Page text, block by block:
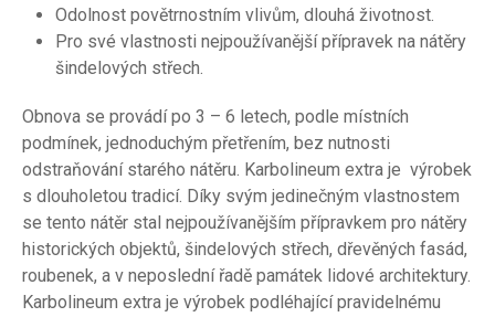
Odolnost povětrnostním vlivům, dlouhá životnost.
Pro své vlastnosti nejpoužívanější přípravek na nátěry
šindelových střech.
Obnova se provádí po 3 – 6 letech, podle místních
podmínek, jednoduchým přetřením, bez nutnosti
odstraňování starého nátěru. Karbolineum extra je výrobek
s dlouholetou tradicí. Díky svým jedinečným vlastnostem
se tento nátěr stal nejpoužívanějším přípravkem pro nátěry
historických objektů, šindelových střech, dřevěných fasád,
roubenek, a v neposlední řadě památek lidové architektury.
Karbolineum extra je výrobek podléhající pravidelnému